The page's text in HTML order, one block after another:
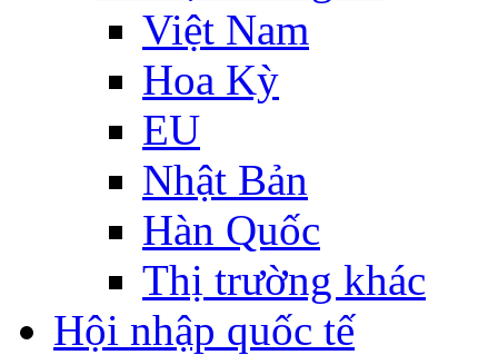
Việt Nam
Hoa Kỳ
EU
Nhật Bản
Hàn Quốc
Thị trường khác
Hội nhập quốc tế